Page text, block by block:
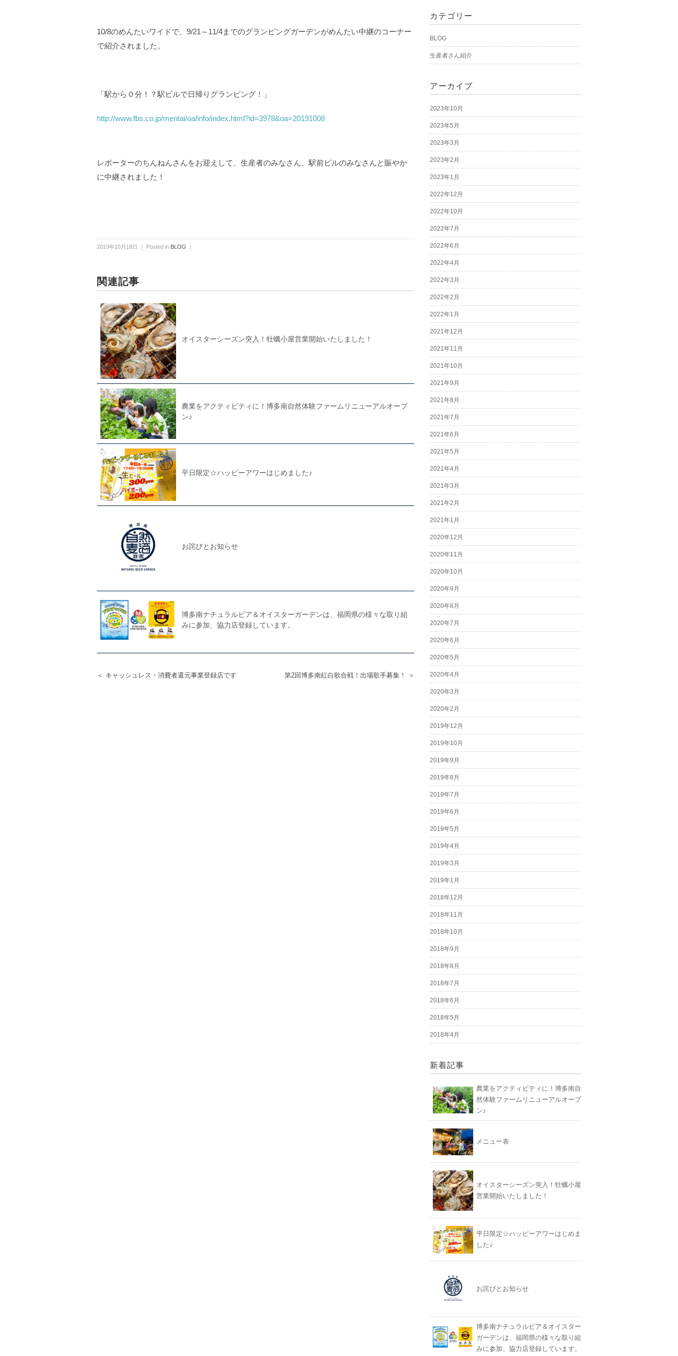
10/8のめんたいワイドで、9/21～11/4までのグランピングガーデンがめんたい中継のコーナー
で紹介されました。
「駅から０分！？駅ビルで日帰りグランピング！」
http://www.fbs.co.jp/mentai/oa/info/index.html?id=3978&oa=20191008
レポーターのちんねんさんをお迎えして、生産者のみなさん、駅前ビルのみなさんと賑やか
に中継されました！
2019年10月18日 ｜ Posted in BLOG ｜
関連記事
オイスターシーズン突入！牡蠣小屋営業開始いたしました！
農業をアクティビティに！博多南自然体験ファームリニューアルオープ
ン♪
平日限定☆ハッピーアワーはじめました♪
お詫びとお知らせ
博多南ナチュラルビア＆オイスターガーデンは、福岡県の様々な取り組
みに参加、協力店登録しています。
＜ キャッシュレス・消費者還元事業登録店です 第2回博多南紅白歌合戦！出場歌手募集！ ＞
カテゴリー
BLOG
生産者さん紹介
アーカイブ
2023年10月
2023年5月
2023年3月
2023年2月
2023年1月
2022年12月
2022年10月
2022年7月
2022年6月
2022年4月
2022年3月
2022年2月
2022年1月
2021年12月
2021年11月
2021年10月
2021年9月
2021年8月
2021年7月
2021年6月
2021年5月
2021年4月
2021年3月
2021年2月
2021年1月
2020年12月
2020年11月
2020年10月
2020年9月
2020年8月
2020年7月
2020年6月
2020年5月
2020年4月
2020年3月
2020年2月
2019年12月
2019年10月
2019年9月
2019年8月
2019年7月
2019年6月
2019年5月
2019年4月
2019年3月
2019年1月
2018年12月
2018年11月
2018年10月
2018年9月
2018年8月
2018年7月
2018年6月
2018年5月
2018年4月
新着記事
農業をアクティビティに！博多南自
然体験ファームリニューアルオープ
ン♪
メニュー表
オイスターシーズン突入！牡蠣小屋
営業開始いたしました！
平日限定☆ハッピーアワーはじめま
した♪
お詫びとお知らせ
博多南ナチュラルビア＆オイスター
ガーデンは、福岡県の様々な取り組
みに参加、協力店登録しています。